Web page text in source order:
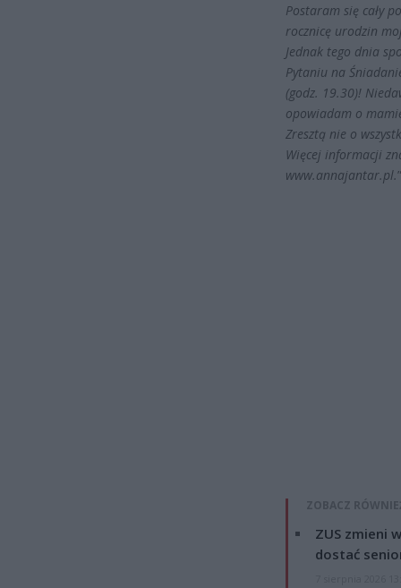
Postaram się cały
rocznicę urodzin
Jednak tego dnia
Pytaniu na
(godz. 19.30)!
opowiadam o
Zresztą nie o
Więcej informacji
www.annajantar.pl.
ZOBACZ
ZUS zmieni
dostać